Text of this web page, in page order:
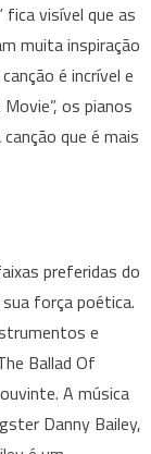
fica visível que as
muita inspiração
é incrível e
os pianos
que é mais
preferidas do
força poética.
e
Ballad Of
A música
Danny Bailey,